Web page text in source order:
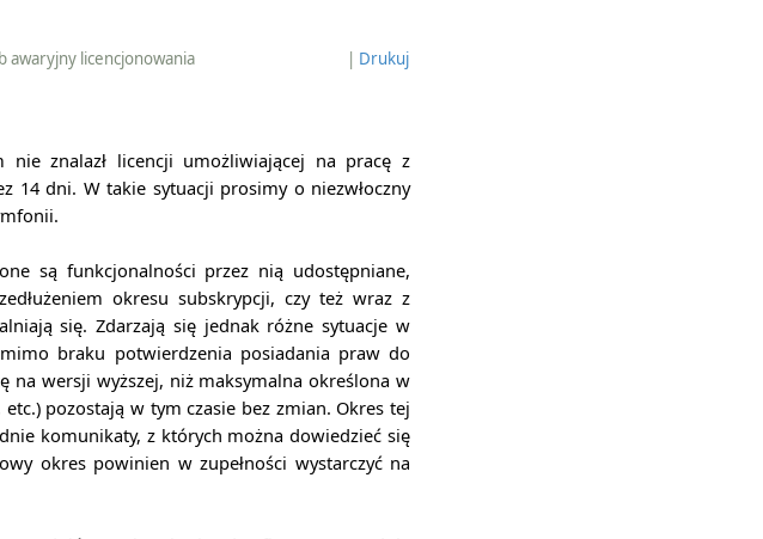
awaryjny licencjonowania | Drukuj
nie znalazł licencji umożliwiającej na pracę z
14 dni. W takie sytuacji prosimy o niezwłoczny
są funkcjonalności przez nią udostępniane,
okresu subskrypcji, czy też wraz z
się. Zdarzają się jednak różne sytuacje w
braku potwierdzenia posiadania praw do
na wersji wyższej, niż maksymalna określona w
pozostają w tym czasie bez zmian. Okres tej
komunikaty, z których można dowiedzieć się
okres powinien w zupełności wystarczyć na